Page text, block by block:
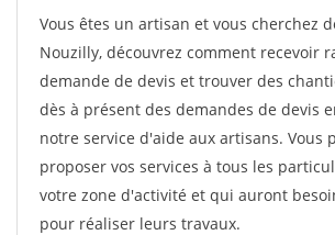
Vous êtes un artisan et vous cherchez
Nouzilly, découvrez comment recevoir
demande de devis et trouver des
dès à présent des demandes de devis
notre service d'aide aux artisans. Vous
proposer vos services à tous les
votre zone d'activité et qui auront
pour réaliser leurs travaux.